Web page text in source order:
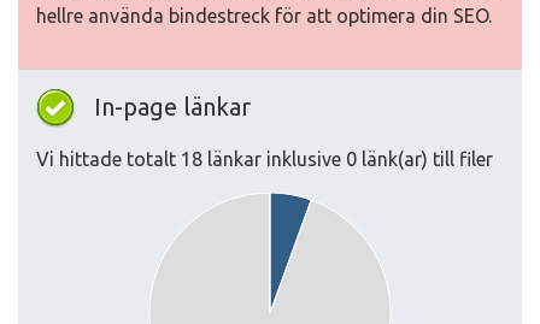
hellre använda bindestreck för att optimera din SEO.
In-page länkar
Vi hittade totalt 18 länkar inklusive 0 länk(ar) till filer